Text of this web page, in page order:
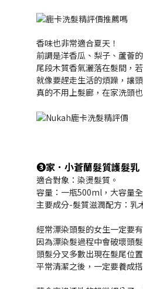
香味也非常適合夏天！
前調是洋香瓜、梨子、蘆薈
尾段木質香氣灑落在髮間，
就像要趕走生活的煩躁，讓
真的不用上髮廊，在家洗頭
❸家．小蒼蘭髮質護髮乳
適合對象：染燙髮質。
容量：一瓶500ml，大容量全
主要成分-髮質滋潤配方：乳
經常漂染頭髮的女生一定要
因為漂染髮過程中會破壞頭
頭髮分叉多數出現在髮尾位
平常清潔之後，一定要養成